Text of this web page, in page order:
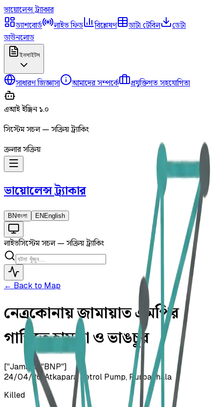
ভায়োলেন্সট্র্যাকার
ড্যাশবোর্ড
লাইভ ফিড বিশ্লেষণ ডাটা টেবিল
ডেটা
ডাউনলোড
ইনসাইটস
সাধারণ জিজ্ঞাসা আমাদের সম্পর্কে প্রযুক্তিগত সহযোগিতা
এআই ইঞ্জিন ১.০
সিস্টেম সচল — সক্রিয় ট্র্যাকিং
ক্রলার সক্রিয়
ভায়োলেন্সট্র্যাকার
BNবাংলা EN English
লাইভসিস্টেম সচল — সক্রিয় ট্র্যাকিং
← Back to Map
নেত্রকোনায় জামায়াত এমপির
গাড়িতে হামলা ও ভাঙচুর
["Jamaat","BNP"]
24/04/26 •Atkapara Petrol Pump, Purbadhala
Killed